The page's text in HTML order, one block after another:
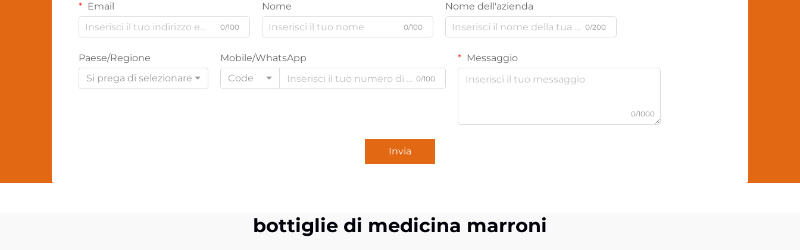
Email
0/100
Nome
0/100
Nome dell'azienda
0/200
Paese/Regione
Si prega di selezionare
Mobile/WhatsApp
Code
0/100
Messaggio
0/1000
Invia
bottiglie di medicina marroni